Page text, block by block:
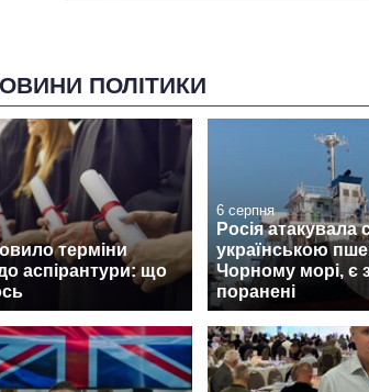
ПОЛІТИКИ
терміни
аспірантури: що
6 серпня
Росія атакувала
українською
Чорному морі, є
поранені